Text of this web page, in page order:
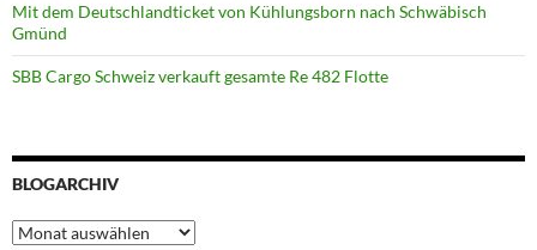
Mit dem Deutschlandticket von Kühlungsborn nach Schwäbisch
Gmünd
SBB Cargo Schweiz verkauft gesamte Re 482 Flotte
BLOGARCHIV
Blogarchiv